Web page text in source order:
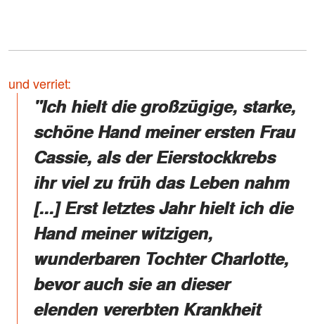
und verriet:
"Ich hielt die großzügige, starke,
schöne Hand meiner ersten Frau
Cassie, als der Eierstockkrebs
ihr viel zu früh das Leben nahm
[...] Erst letztes Jahr hielt ich die
Hand meiner witzigen,
wunderbaren Tochter Charlotte,
bevor auch sie an dieser
elenden vererbten Krankheit